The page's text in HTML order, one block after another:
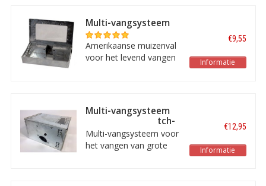
Multi-vangsysteem
voor muizen
Amerikaanse muizenval
voor het levend vangen
product door de enorme
goede vangresultaten.
€9,55
Informatie
Multi-vangsysteem
voor muizen "Catch-
all"
Multi-vangsysteem voor
het vangen van grote
€12,95
Informatie